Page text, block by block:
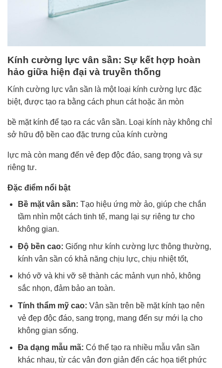
Kính cường lực vân sần: Sự kết hợp hoàn
hảo giữa hiện đại và truyền thống
Kính cường lực vân sần là một loại kính cường lực đặc
biệt, được tạo ra bằng cách phun cát hoặc ăn mòn
bề mặt kính để tạo ra các vân sần. Loại kính này không chỉ
sở hữu độ bền cao đặc trưng của kính cường
lực mà còn mang đến vẻ đẹp độc đáo, sang trọng và sự
riêng tư.
Đặc điểm nổi bật
Bề mặt vân sần: Tạo hiệu ứng mờ ảo, giúp che chắn
tầm nhìn một cách tinh tế, mang lại sự riêng tư cho
không gian.
Độ bền cao: Giống như kính cường lực thông thường,
kính vân sần có khả năng chịu lực, chịu nhiệt tốt,
khó vỡ và khi vỡ sẽ thành các mảnh vụn nhỏ, không
sắc nhọn, đảm bảo an toàn.
Tính thẩm mỹ cao: Vân sần trên bề mặt kính tạo nên
vẻ đẹp độc đáo, sang trọng, mang đến sự mới lạ cho
không gian sống.
Đa dạng mẫu mã: Có thể tạo ra nhiều mẫu vân sần
khác nhau, từ các vân đơn giản đến các họa tiết phức